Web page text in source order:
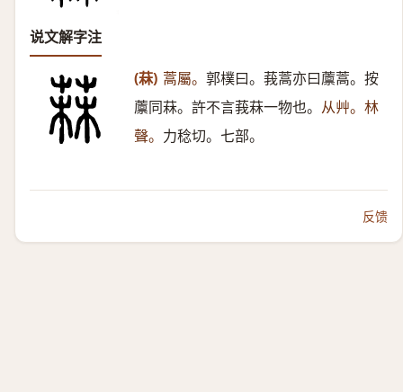
说文解字注
(菻) 蒿屬。 郭樸曰。莪蒿亦曰䕲蒿。按
䕲同菻。許不言莪菻一物也。 从艸。林
聲。 力稔切。七部。
反馈